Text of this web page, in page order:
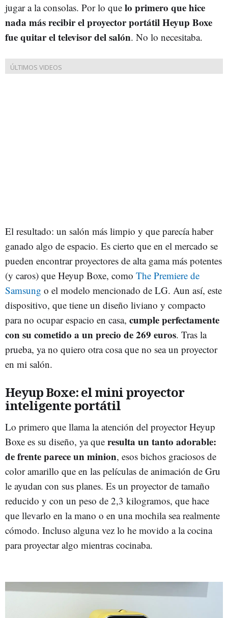
jugar a la consolas. Por lo que lo primero que hice
nada más recibir el proyector portátil Heyup Boxe
fue quitar el televisor del salón. No lo necesitaba.
El resultado: un salón más limpio y que parecía haber
ganado algo de espacio. Es cierto que en el mercado se
pueden encontrar proyectores de alta gama más potentes
(y caros) que Heyup Boxe, como The Premiere de
Samsung o el modelo mencionado de LG. Aun así, este
dispositivo, que tiene un diseño liviano y compacto
para no ocupar espacio en casa, cumple perfectamente
con su cometido a un precio de 269 euros. Tras la
prueba, ya no quiero otra cosa que no sea un proyector
en mi salón.
Heyup Boxe: el mini proyector
inteligente portátil
Lo primero que llama la atención del proyector Heyup
Boxe es su diseño, ya que resulta un tanto adorable:
de frente parece un minion, esos bichos graciosos de
color amarillo que en las películas de animación de Gru
le ayudan con sus planes. Es un proyector de tamaño
reducido y con un peso de 2,3 kilogramos, que hace
que llevarlo en la mano o en una mochila sea realmente
cómodo. Incluso alguna vez lo he movido a la cocina
para proyectar algo mientras cocinaba.